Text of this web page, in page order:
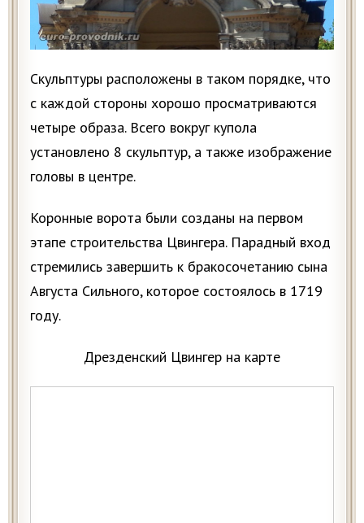
Скульптуры расположены в таком порядке, что
с каждой стороны хорошо просматриваются
четыре образа. Всего вокруг купола
установлено 8 скульптур, а также изображение
головы в центре.
Коронные ворота были созданы на первом
этапе строительства Цвингера. Парадный вход
стремились завершить к бракосочетанию сына
Августа Сильного, которое состоялось в 1719
году.
Дрезденский Цвингер на карте